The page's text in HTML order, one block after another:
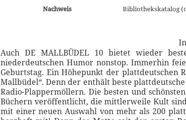
Nachweis Bibliothekskatalog
Auch DE MALLBÜDEL 10 bietet wieder
niederdeutschen Humor nonstop. Immerhin
Geburtstag. Ein Höhepunkt der plattdeutschen
Mallbüdel“. Denn der enthält beste
Radio-Plappermöllern. Die besten und
Büchern veröffentlicht, die mittlerweile Kult
mit einer neuen Auswahl von mehr als 200